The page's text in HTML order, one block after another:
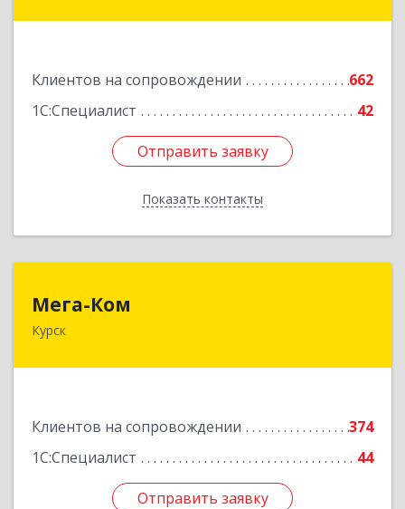
Клиентов на сопровождении
662
1С:Специалист
42
Отправить заявку
Показать контакты
Отправить заявку
Назад
Мега-Ком
Курск
Клиентов на сопровождении
374
1С:Специалист
44
Отправить заявку
305001, Курская обл, Курск г, Красной Армии ул,
Отправить заявку